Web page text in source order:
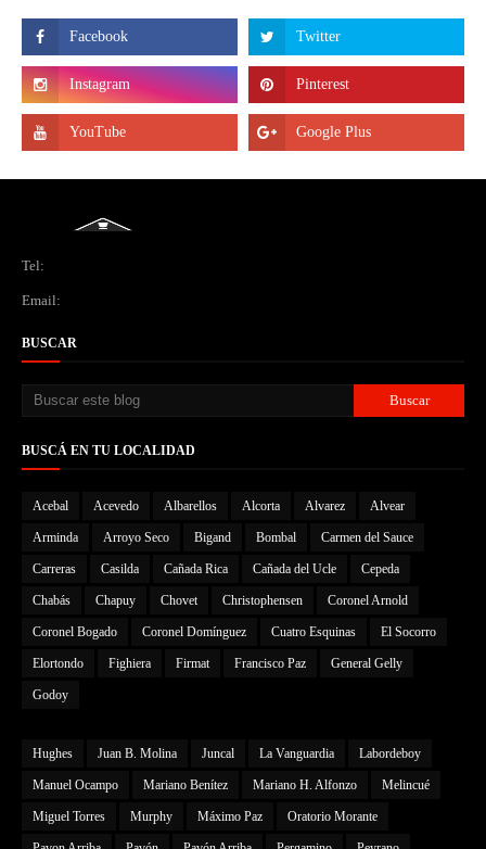
Tel:
Email:
BUSCAR
BUSCÁ EN TU LOCALIDAD
Acebal Acevedo Albarellos Alcorta Alvarez Alvear
Arminda Arroyo Seco Bigand Bombal Carmen del Sauce
Carreras Casilda Cañada Rica Cañada del Ucle Cepeda
Chabás Chapuy Chovet Christophensen Coronel Arnold
Coronel Bogado Coronel Domínguez Cuatro Esquinas El Socorro
Elortondo Fighiera Firmat Francisco Paz General Gelly
Godoy
Hughes Juan B. Molina Juncal La Vanguardia Labordeboy
Manuel Ocampo Mariano Benítez Mariano H. Alfonzo Melincué
Miguel Torres Murphy Máximo Paz Oratorio Morante